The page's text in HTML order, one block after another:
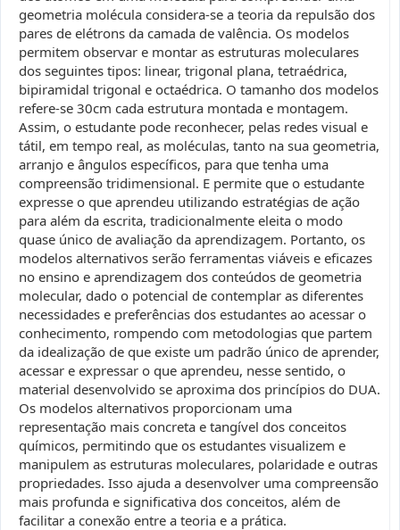
geometria molécula considera-se a teoria da repulsão dos
pares de elétrons da camada de valência. Os modelos
permitem observar e montar as estruturas moleculares
dos seguintes tipos: linear, trigonal plana, tetraédrica,
bipiramidal trigonal e octaédrica. O tamanho dos modelos
refere-se 30cm cada estrutura montada e montagem.
Assim, o estudante pode reconhecer, pelas redes visual e
tátil, em tempo real, as moléculas, tanto na sua geometria,
arranjo e ângulos específicos, para que tenha uma
compreensão tridimensional. E permite que o estudante
expresse o que aprendeu utilizando estratégias de ação
para além da escrita, tradicionalmente eleita o modo
quase único de avaliação da aprendizagem. Portanto, os
modelos alternativos serão ferramentas viáveis e eficazes
no ensino e aprendizagem dos conteúdos de geometria
molecular, dado o potencial de contemplar as diferentes
necessidades e preferências dos estudantes ao acessar o
conhecimento, rompendo com metodologias que partem
da idealização de que existe um padrão único de aprender,
acessar e expressar o que aprendeu, nesse sentido, o
material desenvolvido se aproxima dos princípios do DUA.
Os modelos alternativos proporcionam uma
representação mais concreta e tangível dos conceitos
químicos, permitindo que os estudantes visualizem e
manipulem as estruturas moleculares, polaridade e outras
propriedades. Isso ajuda a desenvolver uma compreensão
mais profunda e significativa dos conceitos, além de
facilitar a conexão entre a teoria e a prática.